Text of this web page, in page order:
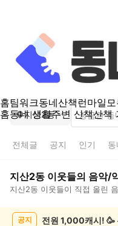
홈팀워크동네산책런마일
홈동네 생활주변 산책산책
지산2동
전체글 공지 인기
지산2동 이웃들의 음악/
지산2동 이웃들이 직접 올린
공지 전원 1,000캐시! 🥳